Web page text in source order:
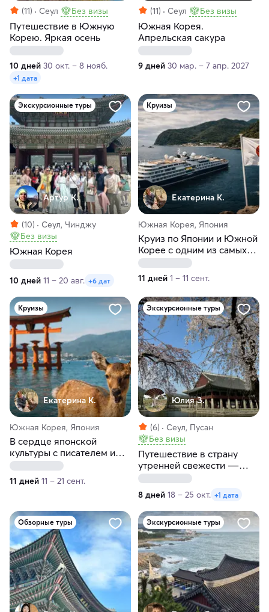
(11) Сеул Без визы
Путешествие в Южную
Корею. Яркая осень
10 дней 30 окт. – 8 нояб.
+1 дата
(11) Сеул Без визы
Южная Корея.
Апрельская сакура
9 дней 30 мар. – 7 апр. 2027
Экскурсионные туры
Артур К.
(10)
Сеул, Чинджу
Без визы
Южная Корея
10 дней 11 – 20 авг. +6 дат
Круизы
Екатерина К.
Южная Корея, Япония
Круиз по Японии и Южной
Корее с одним из самых
узнаваемых российских
популяризаторов истории
и культуры
11 дней 1 – 11 сент.
Круизы
Екатерина К.
Южная Корея, Япония
В сердце японской
культуры с писателем и
журналистом. Круиз по
Японии и Южной Корее на
Мегаяхте
11 дней 11 – 21 сент.
Экскурсионные туры
Юлия З.
(6)
Сеул, Пусан
Без визы
Путешествие в страну
утренней свежести ―
Южную Корею
8 дней 18 – 25 окт. +1 дата
Обзорные туры Экскурсионные туры